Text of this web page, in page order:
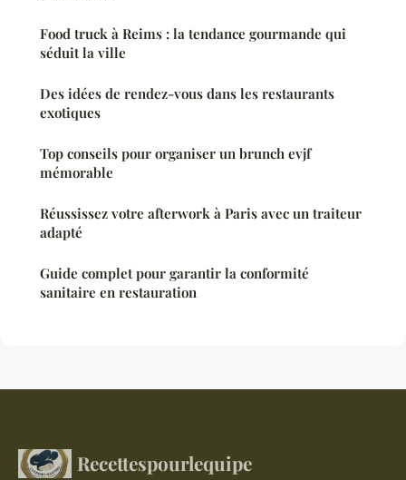
Food truck à Reims : la tendance gourmande qui
séduit la ville
Des idées de rendez-vous dans les restaurants
exotiques
Top conseils pour organiser un brunch evjf
mémorable
Réussissez votre afterwork à Paris avec un traiteur
adapté
Guide complet pour garantir la conformité
sanitaire en restauration
Recettespourlequipe